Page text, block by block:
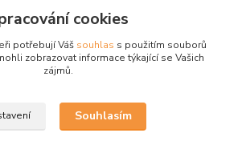
777 028cookies
potřebují Váš souhlas s použitím souborů
zobrazovat informace týkající se Vašich
zájmů.
Souhlasím